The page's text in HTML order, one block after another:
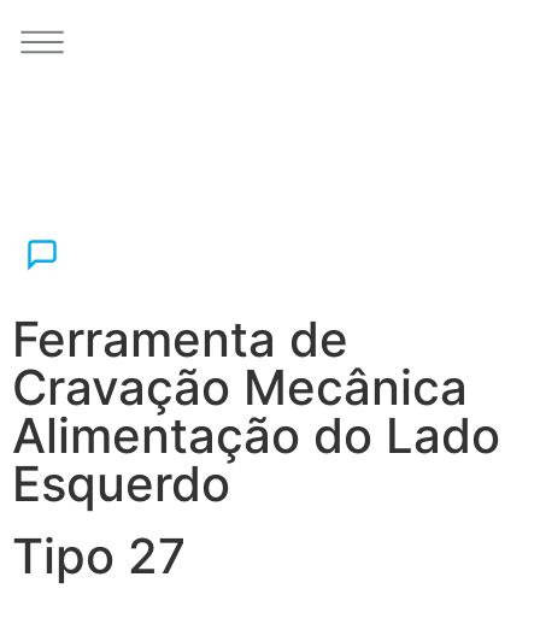
Ferramenta de
Cravação Mecânica
Alimentação do Lado
Esquerdo
Tipo 27